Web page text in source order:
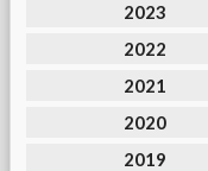
2023
2022
2021
2020
2019